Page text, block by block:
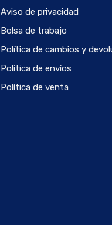
Aviso de privacidad
Bolsa de trabajo
Política de cambios y
Política de envíos
Política de venta